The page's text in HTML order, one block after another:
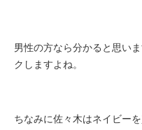
男性の方なら分かると思い
クしますよね。
ちなみに佐々木はネイビー